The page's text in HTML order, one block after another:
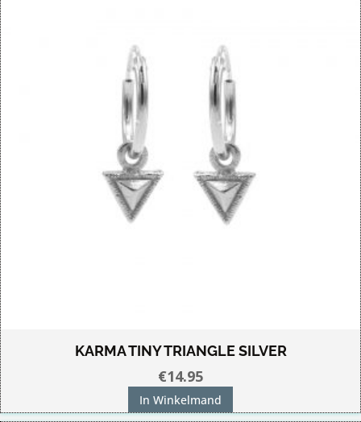
Deze
optie
kan
gekozen
worden
op
de
productpagina
KARMA TINY TRIANGLE SILVER
€14.95
In Winkelmand